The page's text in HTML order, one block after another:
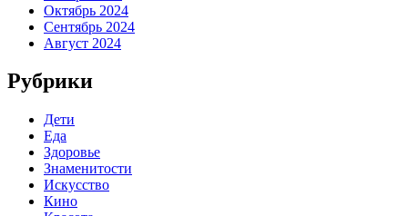
Октябрь 2024
Сентябрь 2024
Август 2024
Рубрики
Дети
Еда
Здоровье
Знаменитости
Искусство
Кино